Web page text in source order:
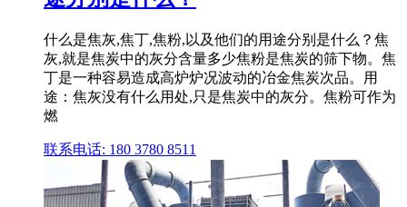
什么是焦灰,焦丁,焦粉,以及他们的用途分别是什么？焦
灰,就是焦炭中的灰分含量多少焦粉是焦炭的筛下物。焦
丁是一种容易造成高炉炉况波动的冶金焦炭次品。用
途：焦灰没有什么用处,只是焦炭中的灰分。焦粉可作为
燃
联系电话: 180 3780 8511